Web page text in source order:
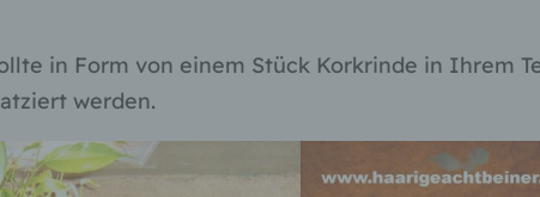
in Form von einem Stück Korkrinde in Ihrem
werden.
werden.
g) Verantwortlicher oder für die Verarbeitung
Verantwortlicher
Verantwortlicher oder für die Verarbeitung Verantwortlicher